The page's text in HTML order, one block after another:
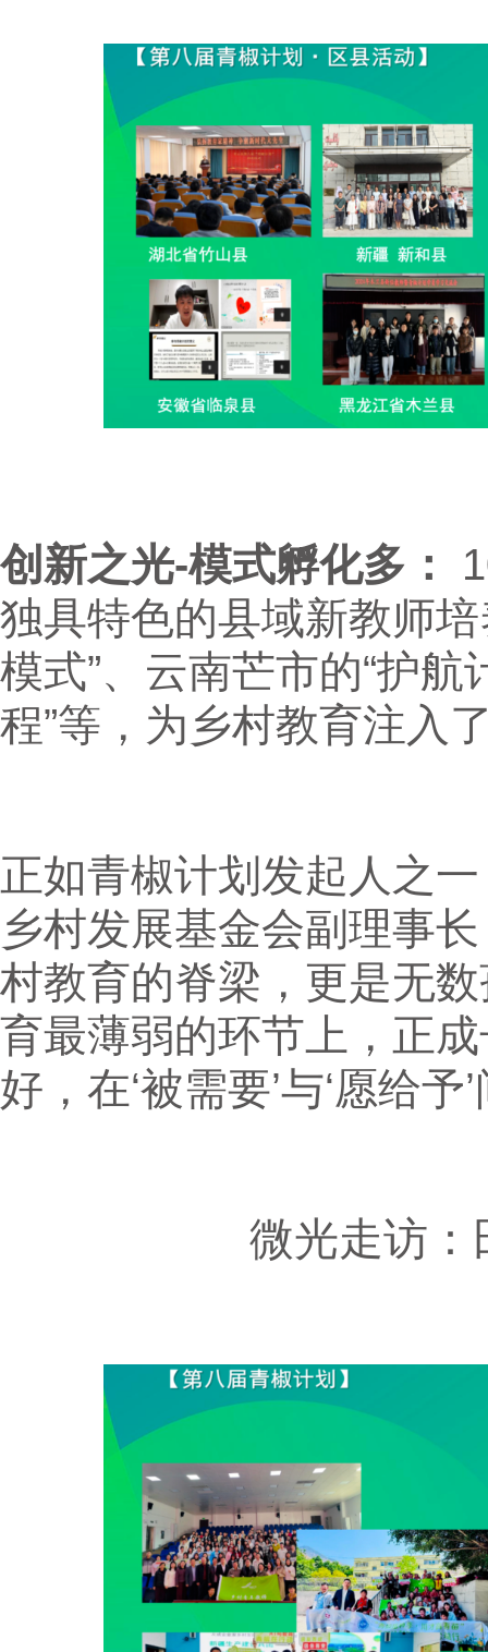
创新之光-模式孵化多：
独具特色的县域新教师
模式”、云南芒市的“护航
程”等，为乡村教育注入
正如青椒计划发起人之
乡村发展基金会副理事
村教育的脊梁，更是无
育最薄弱的环节上，正
好，在‘被需要’与‘愿给予
微光走访：